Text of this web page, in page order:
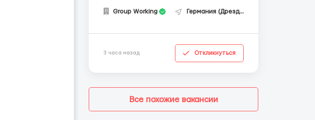
Group Working Германия (Дрезден)
3 часа назад Откликнуться
Все похожие вакансии